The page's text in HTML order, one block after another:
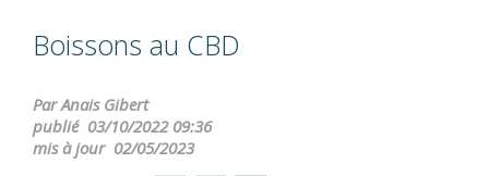
Boissons au CBD
Par Anais Gibert
publié 03/10/2022 09:36
mis à jour 02/05/2023